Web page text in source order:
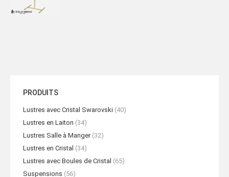
PRODUITS
Lustres avec Cristal Swarovski (40)
Lustres en Laiton (34)
Lustres Salle à Manger (32)
Lustres en Cristal (34)
Lustres avec Boules de Cristal (65)
Suspensions (56)